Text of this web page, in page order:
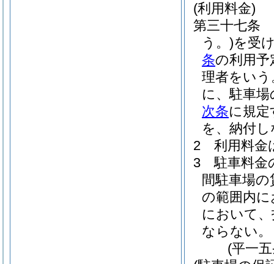
(利用料金)
第三十七条
う。)を受
条の利用予
理者をい
に、駐車
次条に規
を、納付
2
利用料金
3
駐車料金
間駐車場
の範囲内
において
ならない。
(平一